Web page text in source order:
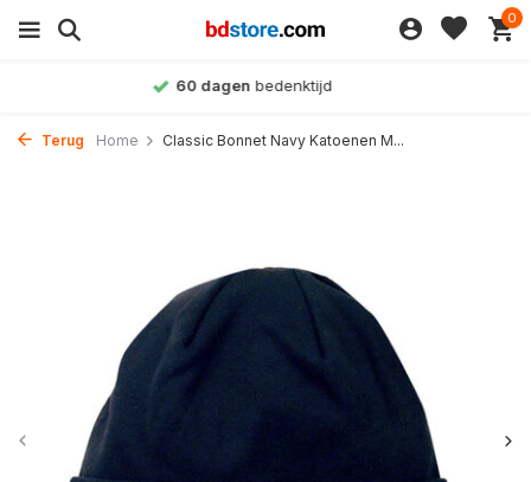
0
Achteraf betalenmogelijk
Terug Home Classic Bonnet Navy Katoenen M...